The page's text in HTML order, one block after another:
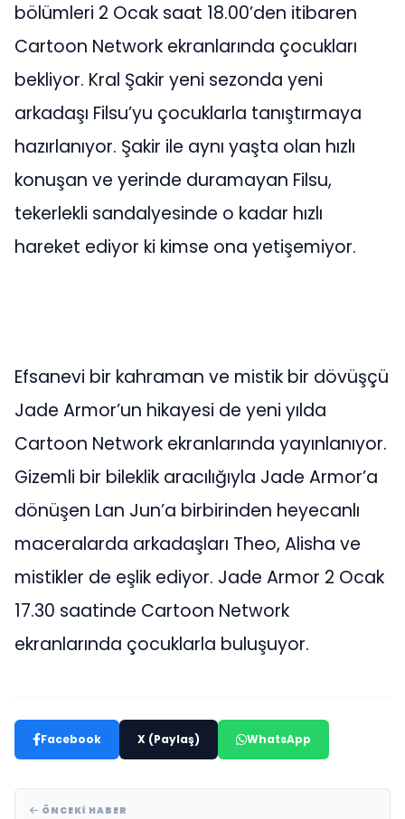
bölümleri 2 Ocak saat 18.00’den itibaren
Cartoon Network ekranlarında çocukları
bekliyor. Kral Şakir yeni sezonda yeni
arkadaşı Filsu’yu çocuklarla tanıştırmaya
hazırlanıyor. Şakir ile aynı yaşta olan hızlı
konuşan ve yerinde duramayan Filsu,
tekerlekli sandalyesinde o kadar hızlı
hareket ediyor ki kimse ona yetişemiyor.
Efsanevi bir kahraman ve mistik bir dövüşçü
Jade Armor’un hikayesi de yeni yılda
Cartoon Network ekranlarında yayınlanıyor.
Gizemli bir bileklik aracılığıyla Jade Armor’a
dönüşen Lan Jun’a birbirinden heyecanlı
maceralarda arkadaşları Theo, Alisha ve
mistikler de eşlik ediyor. Jade Armor 2 Ocak
17.30 saatinde Cartoon Network
ekranlarında çocuklarla buluşuyor.
Facebook X (Paylaş) WhatsApp
ÖNCEKI HABER